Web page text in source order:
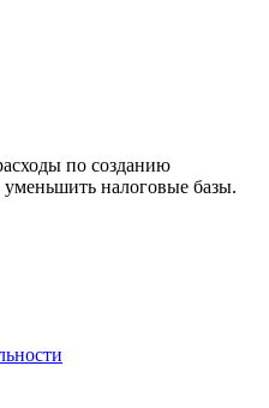
по созданию
уменьшить налоговые базы.